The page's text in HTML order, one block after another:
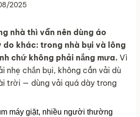
2025
nhà thì vẫn nên dùng áo
do khác: trong nhà bụi và lông
chứ không phải nắng mưa. Vì
nhẹ chắn bụi, không cần vải dù
trời — dùng vải quá dày trong
máy giặt, nhiều người thường